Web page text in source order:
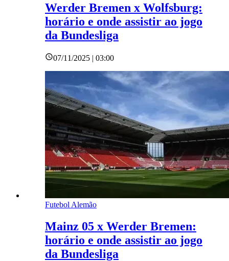
Werder Bremen x Wolfsburg:
horário e onde assistir ao jogo
da Bundesliga
07/11/2025 | 03:00
Futebol Alemão
Mainz 05 x Werder Bremen:
horário e onde assistir ao jogo
da Bundesliga